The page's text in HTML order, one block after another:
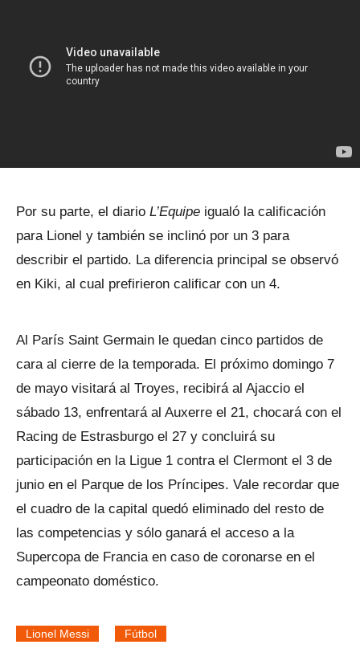
Por su parte, el diario L’Equipe igualó la calificación
para Lionel y también se inclinó por un 3 para
describir el partido. La diferencia principal se observó
en Kiki, al cual prefirieron calificar con un 4.
Al París Saint Germain le quedan cinco partidos de
cara al cierre de la temporada. El próximo domingo 7
de mayo visitará al Troyes, recibirá al Ajaccio el
sábado 13, enfrentará al Auxerre el 21, chocará con el
Racing de Estrasburgo el 27 y concluirá su
participación en la Ligue 1 contra el Clermont el 3 de
junio en el Parque de los Príncipes. Vale recordar que
el cuadro de la capital quedó eliminado del resto de
las competencias y sólo ganará el acceso a la
Supercopa de Francia en caso de coronarse en el
campeonato doméstico.
Lionel Messi Fútbol